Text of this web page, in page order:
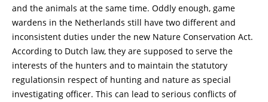
and the animals at the same time. Oddly enough, game
wardens in the Netherlands still have two different and
inconsistent duties under the new Nature Conservation Act.
According to Dutch law, they are supposed to serve the
interests of the hunters and to maintain the statutory
regulationsin respect of hunting and nature as special
investigating officer. This can lead to serious conflicts of